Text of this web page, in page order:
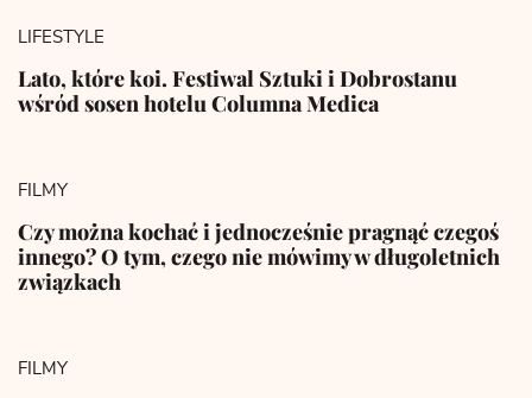
LIFESTYLE
Lato, które koi. Festiwal Sztuki i Dobrostanu
wśród sosen hotelu Columna Medica
FILMY
Czy można kochać i jednocześnie pragnąć czegoś
innego? O tym, czego nie mówimy w długoletnich
związkach
FILMY